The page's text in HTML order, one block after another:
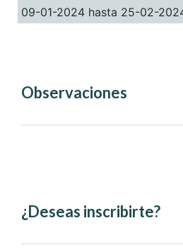
09-01-2024 hasta 25-02-
Observaciones
¿Deseas inscribirte?